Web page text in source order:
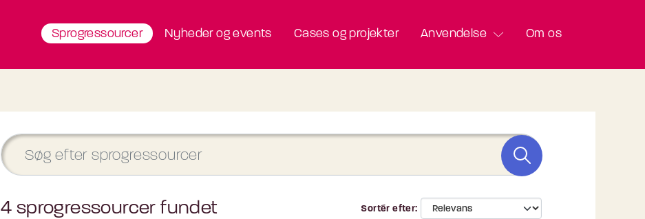
Sprogressourcer Nyheder og events Cases og projekter Anvendelse Om os
Sortér efter
4 sprogressourcer fundet